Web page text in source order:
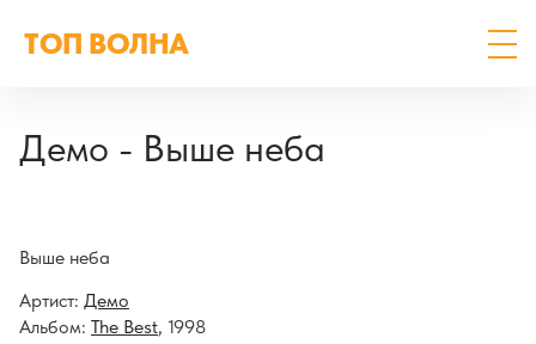
ТОП ВОЛНА
Демо - Выше неба
Выше неба
Артист: Демо
Альбом: The Best, 1998